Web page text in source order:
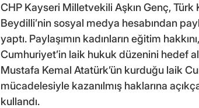
CHP Kayseri Milletvekili Aşkın Genç, Türk
Beydilli’nin sosyal medya hesabından
yaptı. Paylaşımın kadınların eğitim
Cumhuriyet’in laik hukuk düzenini hedef
Mustafa Kemal Atatürk’ün kurduğu laik
mücadelesiyle kazanılmış haklarına
kullandı.